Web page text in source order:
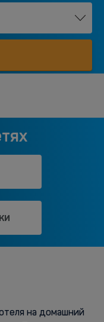
на домашний